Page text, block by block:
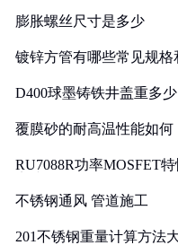
膨胀螺丝尺寸是多少
镀锌方管有哪些常见规格
D400球墨铸铁井盖重多少
覆膜砂的耐高温性能如何
RU7088R功率MOSFET
不锈钢通风 管道施工
201不锈钢重量计算方法